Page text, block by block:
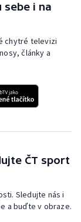
i na
chytré televizi
články a
ČT sport
Sledujte nás i
a buďte v obraze.